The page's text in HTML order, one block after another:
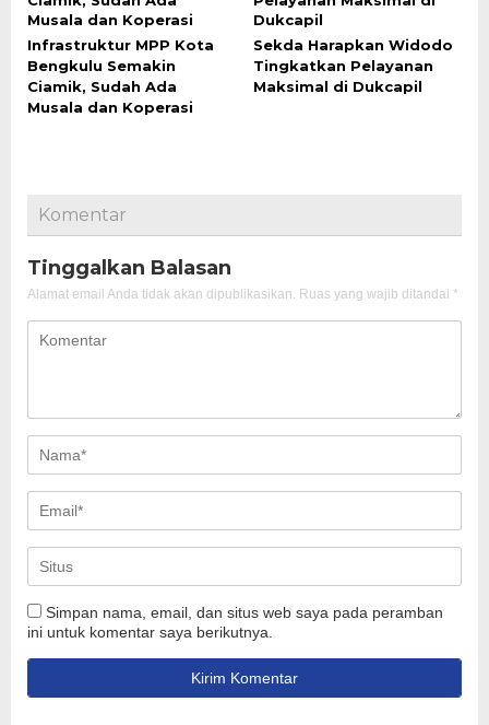
Infrastruktur MPP Kota
Bengkulu Semakin
Ciamik, Sudah Ada
Musala dan Koperasi
Sekda Harapkan Widodo
Tingkatkan Pelayanan
Maksimal di Dukcapil
Komentar
Tinggalkan Balasan
Alamat email Anda tidak akan dipublikasikan. Ruas yang wajib ditandai *
Simpan nama, email, dan situs web saya pada peramban
ini untuk komentar saya berikutnya.